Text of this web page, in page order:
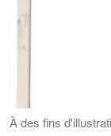
À des fins